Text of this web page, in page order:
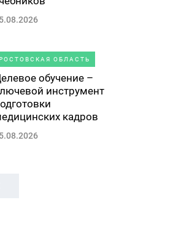
ОБЛАСТЬ
обучение –
инструмент
кадров